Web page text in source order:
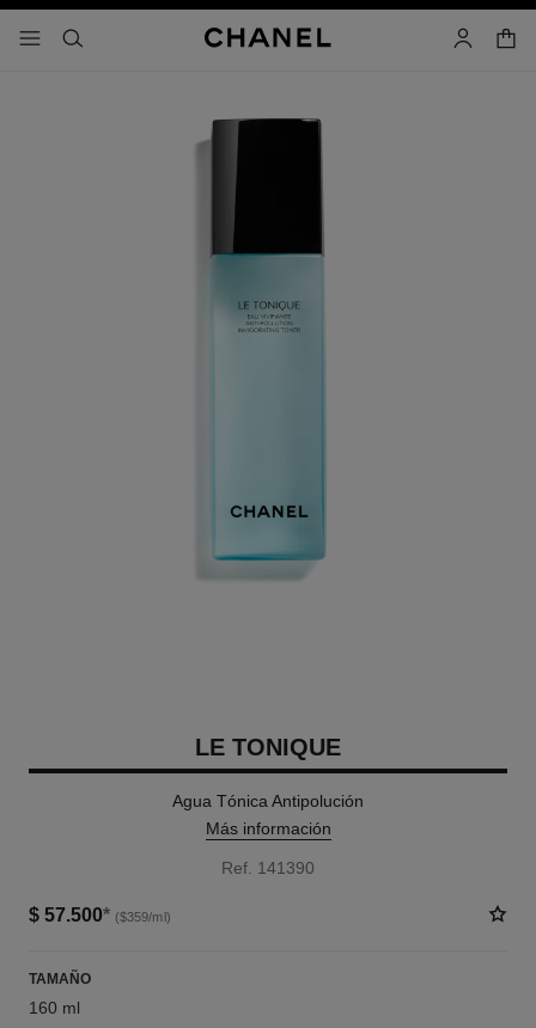
- navegación principal
buscar cuenta
LE TONIQUE
Agua Tónica Antipolución
Más información
Ref. 141390
$ 57.500* ($359/ml)
TAMAÑO
160 ml